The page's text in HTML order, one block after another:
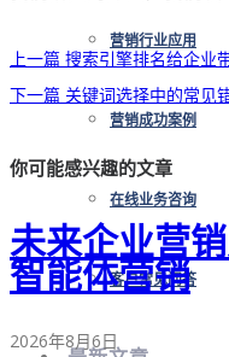
营销行业应用
营销成功案例
在线业务咨询
客户常见问答
上一篇 搜索引擎排名给企业
下一篇 关键词选择中的常见
你可能感兴趣的文章
未来企业营
智能体营销
2026年8月6日